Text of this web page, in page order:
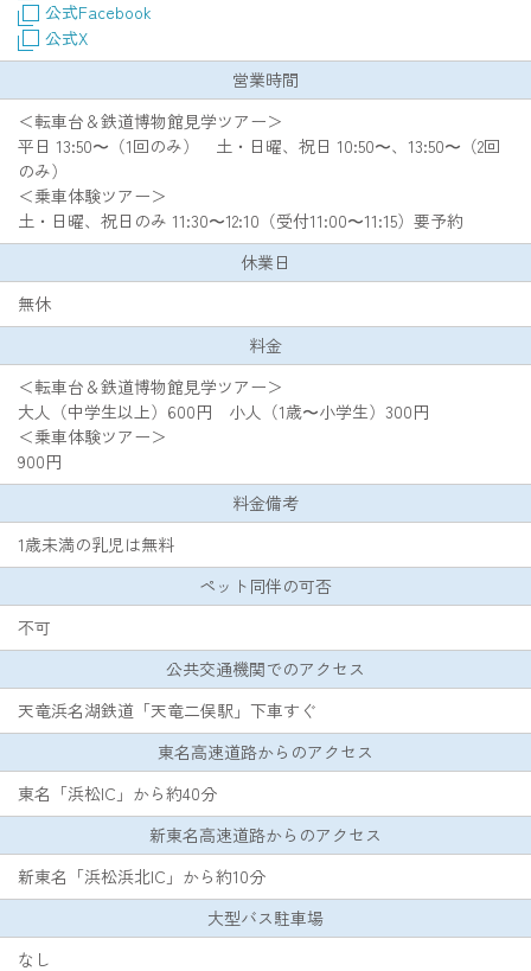
公式Facebook
公式X
営業時間
＜転車台＆鉄道博物館見学ツアー＞
平日 13:50〜（1回のみ） 土・日曜、祝日 10:50〜、13:50〜（2回
のみ）
＜乗車体験ツアー＞
土・日曜、祝日のみ 11:30〜12:10（受付11:00〜11:15）要予約
休業日
無休
料金
＜転車台＆鉄道博物館見学ツアー＞
大人（中学生以上）600円 小人（1歳〜小学生）300円
＜乗車体験ツアー＞
900円
料金備考
1歳未満の乳児は無料
ペット同伴の可否
不可
公共交通機関でのアクセス
天竜浜名湖鉄道「天竜二俣駅」下車すぐ
東名高速道路からのアクセス
東名「浜松IC」から約40分
新東名高速道路からのアクセス
新東名「浜松浜北IC」から約10分
大型バス駐車場
なし